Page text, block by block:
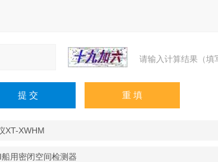
请输入计算结果（填
XT-XWHM
用密闭空间检测器